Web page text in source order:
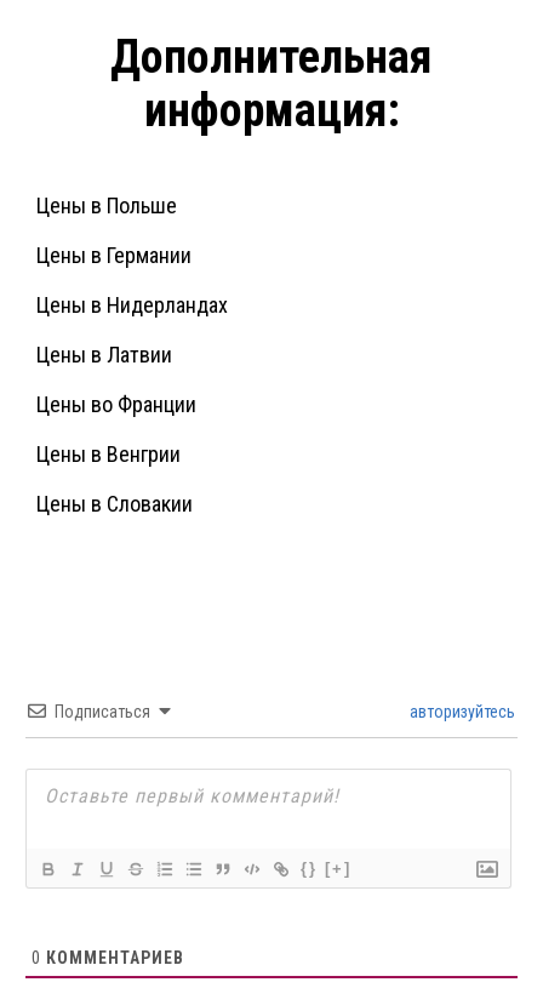
Дополнительная
информация:
Цены в Польше
Цены в Германии
Цены в Нидерландах
Цены в Латвии
Цены во Франции
Цены в Венгрии
Цены в Словакии
Подписаться авторизуйтесь
{} [+]
0 КОММЕНТАРИЕВ